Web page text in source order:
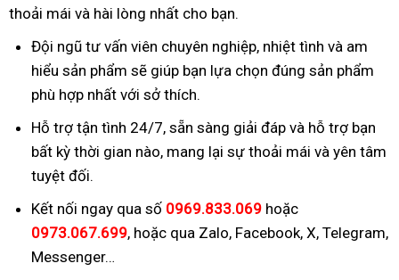
thoải mái và hài lòng nhất cho bạn.
Đội ngũ tư vấn viên chuyên nghiệp, nhiệt tình và am
hiểu sản phẩm sẽ giúp bạn lựa chọn đúng sản phẩm
phù hợp nhất với sở thích.
Hỗ trợ tận tình 24/7, sẵn sàng giải đáp và hỗ trợ bạn
bất kỳ thời gian nào, mang lại sự thoải mái và yên tâm
tuyệt đối.
Kết nối ngay qua số 0969.833.069 hoặc
0973.067.699, hoặc qua Zalo, Facebook, X, Telegram,
Messenger…